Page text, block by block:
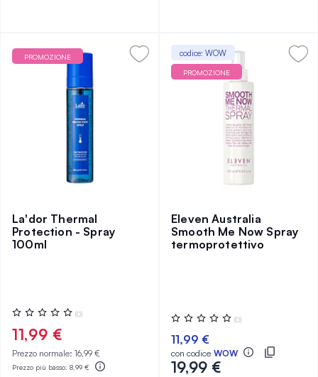
PROMOZIONE
La'dor Thermal
Protection - Spray
100ml
Valutazione:
0%
(0)
11,99 €
Prezzo normale: 16,99 €
Prezzo più basso: 8,99 €
codice: WOW
PROMOZIONE
Eleven Australia
Smooth Me Now Spray
termoprotettivo
Valutazione:
0%
(0)
11,99 €
con codice WOW
19,99 €